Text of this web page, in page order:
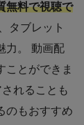
無料で視聴で
タブレット
力。 動画配
ことができま
れることも
のもおすすめ